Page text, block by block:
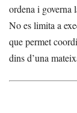
ordena i governa
No es limita a
que permet
dins d’una